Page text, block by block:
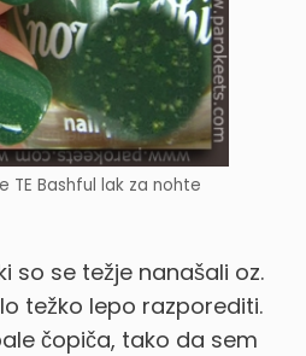
TE Bashful lak za nohte
so se težje nanašali oz.
težko lepo razporediti.
čopiča, tako da sem